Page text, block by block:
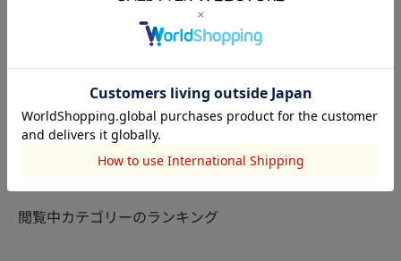
151cm
このアイテムを見た人がチェックしている商品
閲覧中カテゴリーのランキング